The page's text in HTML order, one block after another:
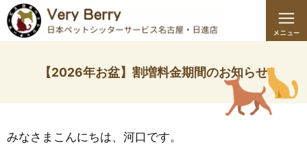
【2026年お盆】割増料金期間のお知らせ
みなさまこんにちは、河口です。